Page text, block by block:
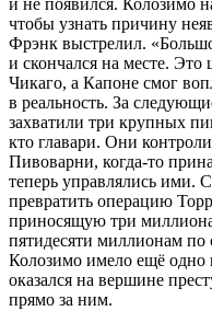
и не появился. Колозимо
чтобы узнать причину
Фрэнк выстрелил.
и скончался на месте.
Чикаго, а Капоне смог
в реальность. За
захватили три крупных
кто главари. Они
Пивоварни, когда-то
теперь управлялись ими.
превратить операцию
приносящую три
пятидесяти миллионам по
Колозимо имело ещё
оказался на вершине
прямо за ним.